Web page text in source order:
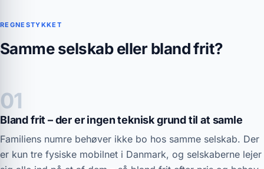
REGNESTYKKET
Samme selskab eller bland frit?
01
Bland frit – der er ingen teknisk grund til at samle
Familiens numre behøver ikke bo hos samme selskab. Der
er kun tre fysiske mobilnet i Danmark, og selskaberne lejer